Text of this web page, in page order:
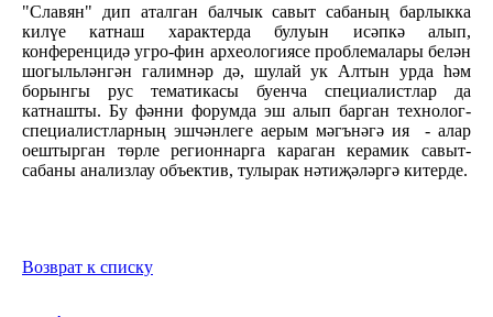
"Славян" дип аталган балчык савыт сабаның барлыкка
килүе катнаш характерда булуын исәпкә алып,
конференцидә угро-фин археологиясе проблемалары белән
шогыльләнгән галимнәр дә, шулай ук Алтын урда һәм
борынгы рус тематикасы буенча специалистлар да
катнашты. Бу фәнни форумда эш алып барган технолог-
специалистларның эшчәнлеге аерым мәгънәгә ия - алар
оештырган төрле регионнарга караган керамик савыт-
сабаны анализлау объектив, тулырак нәтиҗәләргә китерде.
Возврат к списку